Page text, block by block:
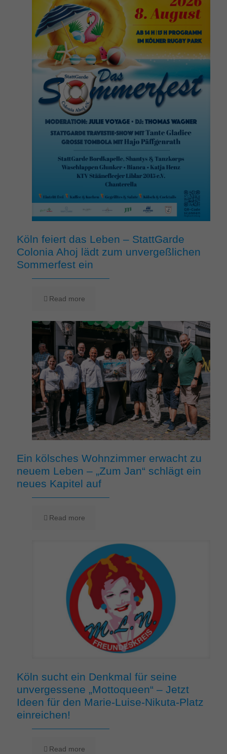
Köln feiert das Leben – StattGarde
Colonia Ahoj lädt zum unvergeßlichen
Sommerfest ein
Read more
Ein kölsches Wohnzimmer erwacht zu
neuem Leben – „Zum Jan“ schlägt ein
neues Kapitel auf
Read more
Köln sucht ein Denkmal für seine
unvergessene „Mottoqueen“ – Jetzt
Ideen für den Marie-Luise-Nikuta-Platz
einreichen!
Read more